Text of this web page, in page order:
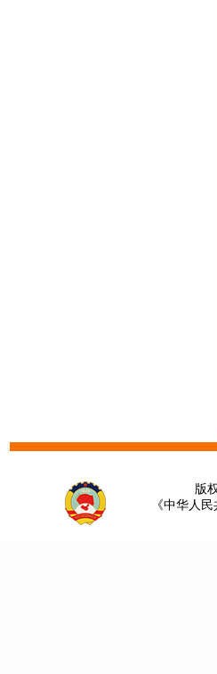
版
《中华人